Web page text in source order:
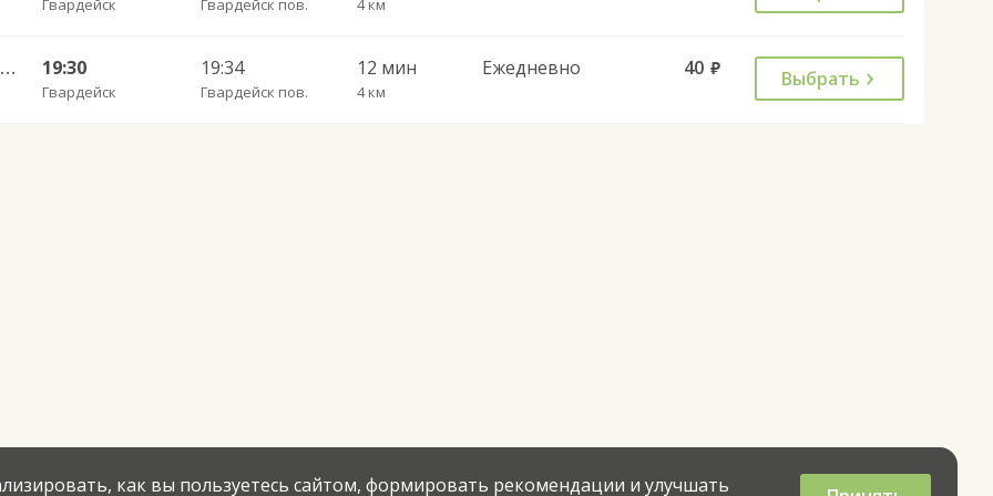
Гвардейск Гвардейск пов. 4 км
157 Калининград АВ — Гордое п. ч/з Гвардейск КДП, Знаменск п. 19:30
Гвардейск
19:34
Гвардейск пов.
12 мин
4 км
Ежедневно 40 руб. Выбрать
как вы пользуетесь сайтом, формировать рекомендации и улучшать